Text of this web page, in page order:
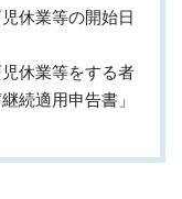
休業等の開始日
休業等をする者
続適用申告書」